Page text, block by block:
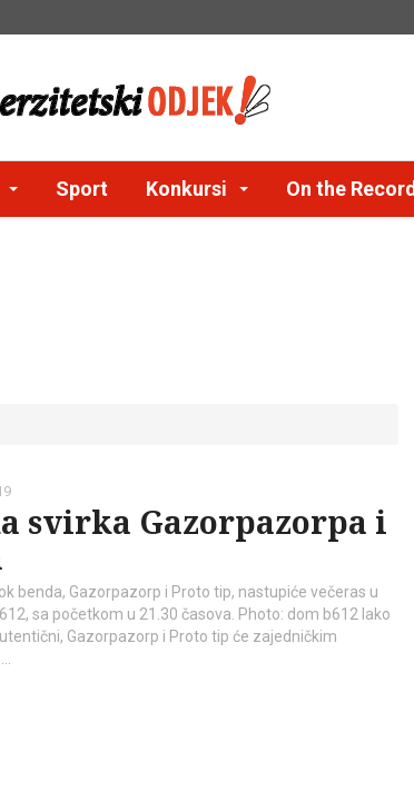
Sport Konkursi On the Record
svirka Gazorpazorpa i
benda, Gazorpazorp i Proto tip, nastupiće večeras u
sa početkom u 21.30 časova. Photo: dom b612 Iako
Gazorpazorp i Proto tip će zajedničkim